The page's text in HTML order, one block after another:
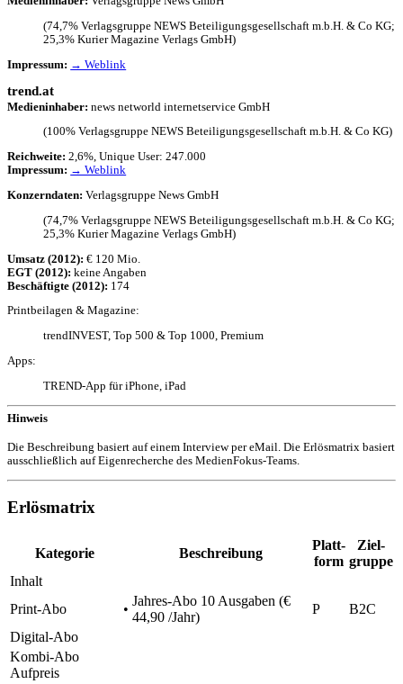
(74,7% Verlags­gruppe NEWS Betei­li­gungs­ge­sell­schaft m.b.H. & Co KG;
25,3% Kurier Maga­zine Verlags GmbH)
Impres­sum: → Weblink
trend.at
Medi­en­in­ha­ber: news networld inter­net­ser­vice GmbH
(100% Verlags­gruppe NEWS Betei­li­gungs­ge­sell­schaft m.b.H. & Co KG)
Reich­weite: 2,6%, Unique User: 247.000
Impres­sum: → Weblink
Konzern­da­ten: Verlags­gruppe News GmbH
(74,7% Verlags­gruppe NEWS Betei­li­gungs­ge­sell­schaft m.b.H. & Co KG;
25,3% Kurier Maga­zine Verlags GmbH)
Umsatz (2012): € 120 Mio.
EGT (2012): keine Anga­ben
Beschäf­tigte (2012): 174
Print­bei­la­gen & Magazine:
trend­IN­VEST, Top 500 & Top 1000, Premium
Apps:
TREND-App für iPhone, iPad
Hinweis
Die Beschrei­bung basiert auf einem Inter­view per eMail. Die Erlös­ma­trix basiert
ausschließ­lich auf Eigen­re­cher­che des MedienFokus-Teams.
Erlösmatrix
Kate­go­rie Beschrei­bung
Platt­
form
Ziel­
gruppe
Inhalt
Print-Abo
•
Jahres-Abo 10 Ausga­ben (€
44,90 /Jahr)
P
B2C
Digi­tal-Abo
Kombi-Abo
Aufpreis